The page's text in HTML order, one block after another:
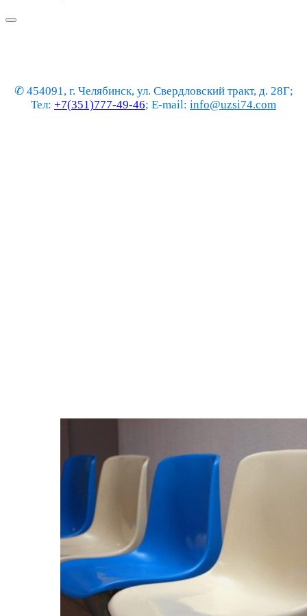
✆ 454091, г. Челябинск, ул. Свердловский тракт, д. 28Г;
Тел: +7(351)777-49-46; E-mail: info@uzsi74.com